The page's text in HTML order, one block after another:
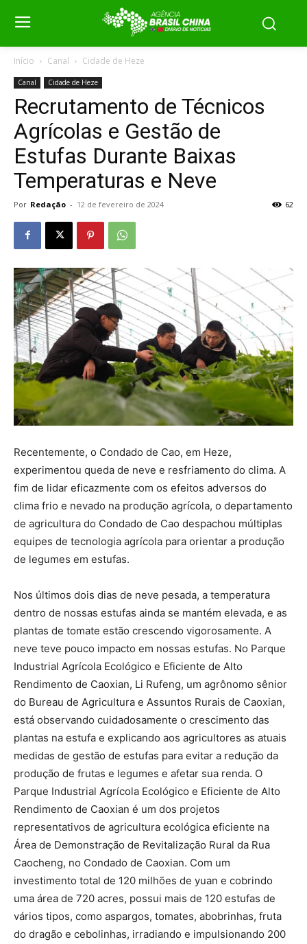
Início Canal Cidade de Heze
Canal Cidade de Heze
Recrutamento de Técnicos
Agrícolas e Gestão de
Estufas Durante Baixas
Temperaturas e Neve
Por Redação - 12 de fevereiro de 2024 62
Recentemente, o Condado de Cao, em Heze,
experimentou queda de neve e resfriamento do clima. A
fim de lidar eficazmente com os efeitos adversos do
clima frio e nevado na produção agrícola, o departamento
de agricultura do Condado de Cao despachou múltiplas
equipes de tecnologia agrícola para orientar a produção
de legumes em estufas.
Nos últimos dois dias de neve pesada, a temperatura
dentro de nossas estufas ainda se mantém elevada, e as
plantas de tomate estão crescendo vigorosamente. A
neve teve pouco impacto em nossas estufas. No Parque
Industrial Agrícola Ecológico e Eficiente de Alto
Rendimento de Caoxian, Li Rufeng, um agrônomo sênior
do Bureau de Agricultura e Assuntos Rurais de Caoxian,
está observando cuidadosamente o crescimento das
plantas na estufa e explicando aos agricultores as atuais
medidas de gestão de estufas para evitar a redução da
produção de frutas e legumes e afetar sua renda. O
Parque Industrial Agrícola Ecológico e Eficiente de Alto
Rendimento de Caoxian é um dos projetos
representativos de agricultura ecológica eficiente na
Área de Demonstração de Revitalização Rural da Rua
Caocheng, no Condado de Caoxian. Com um
investimento total de 120 milhões de yuan e cobrindo
uma área de 720 acres, possui mais de 120 estufas de
vários tipos, como aspargos, tomates, abobrinhas, fruta
do dragão e cebolinhas, irradiando e impulsionando 200